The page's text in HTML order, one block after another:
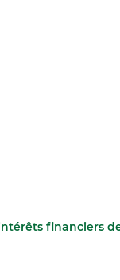
financiers